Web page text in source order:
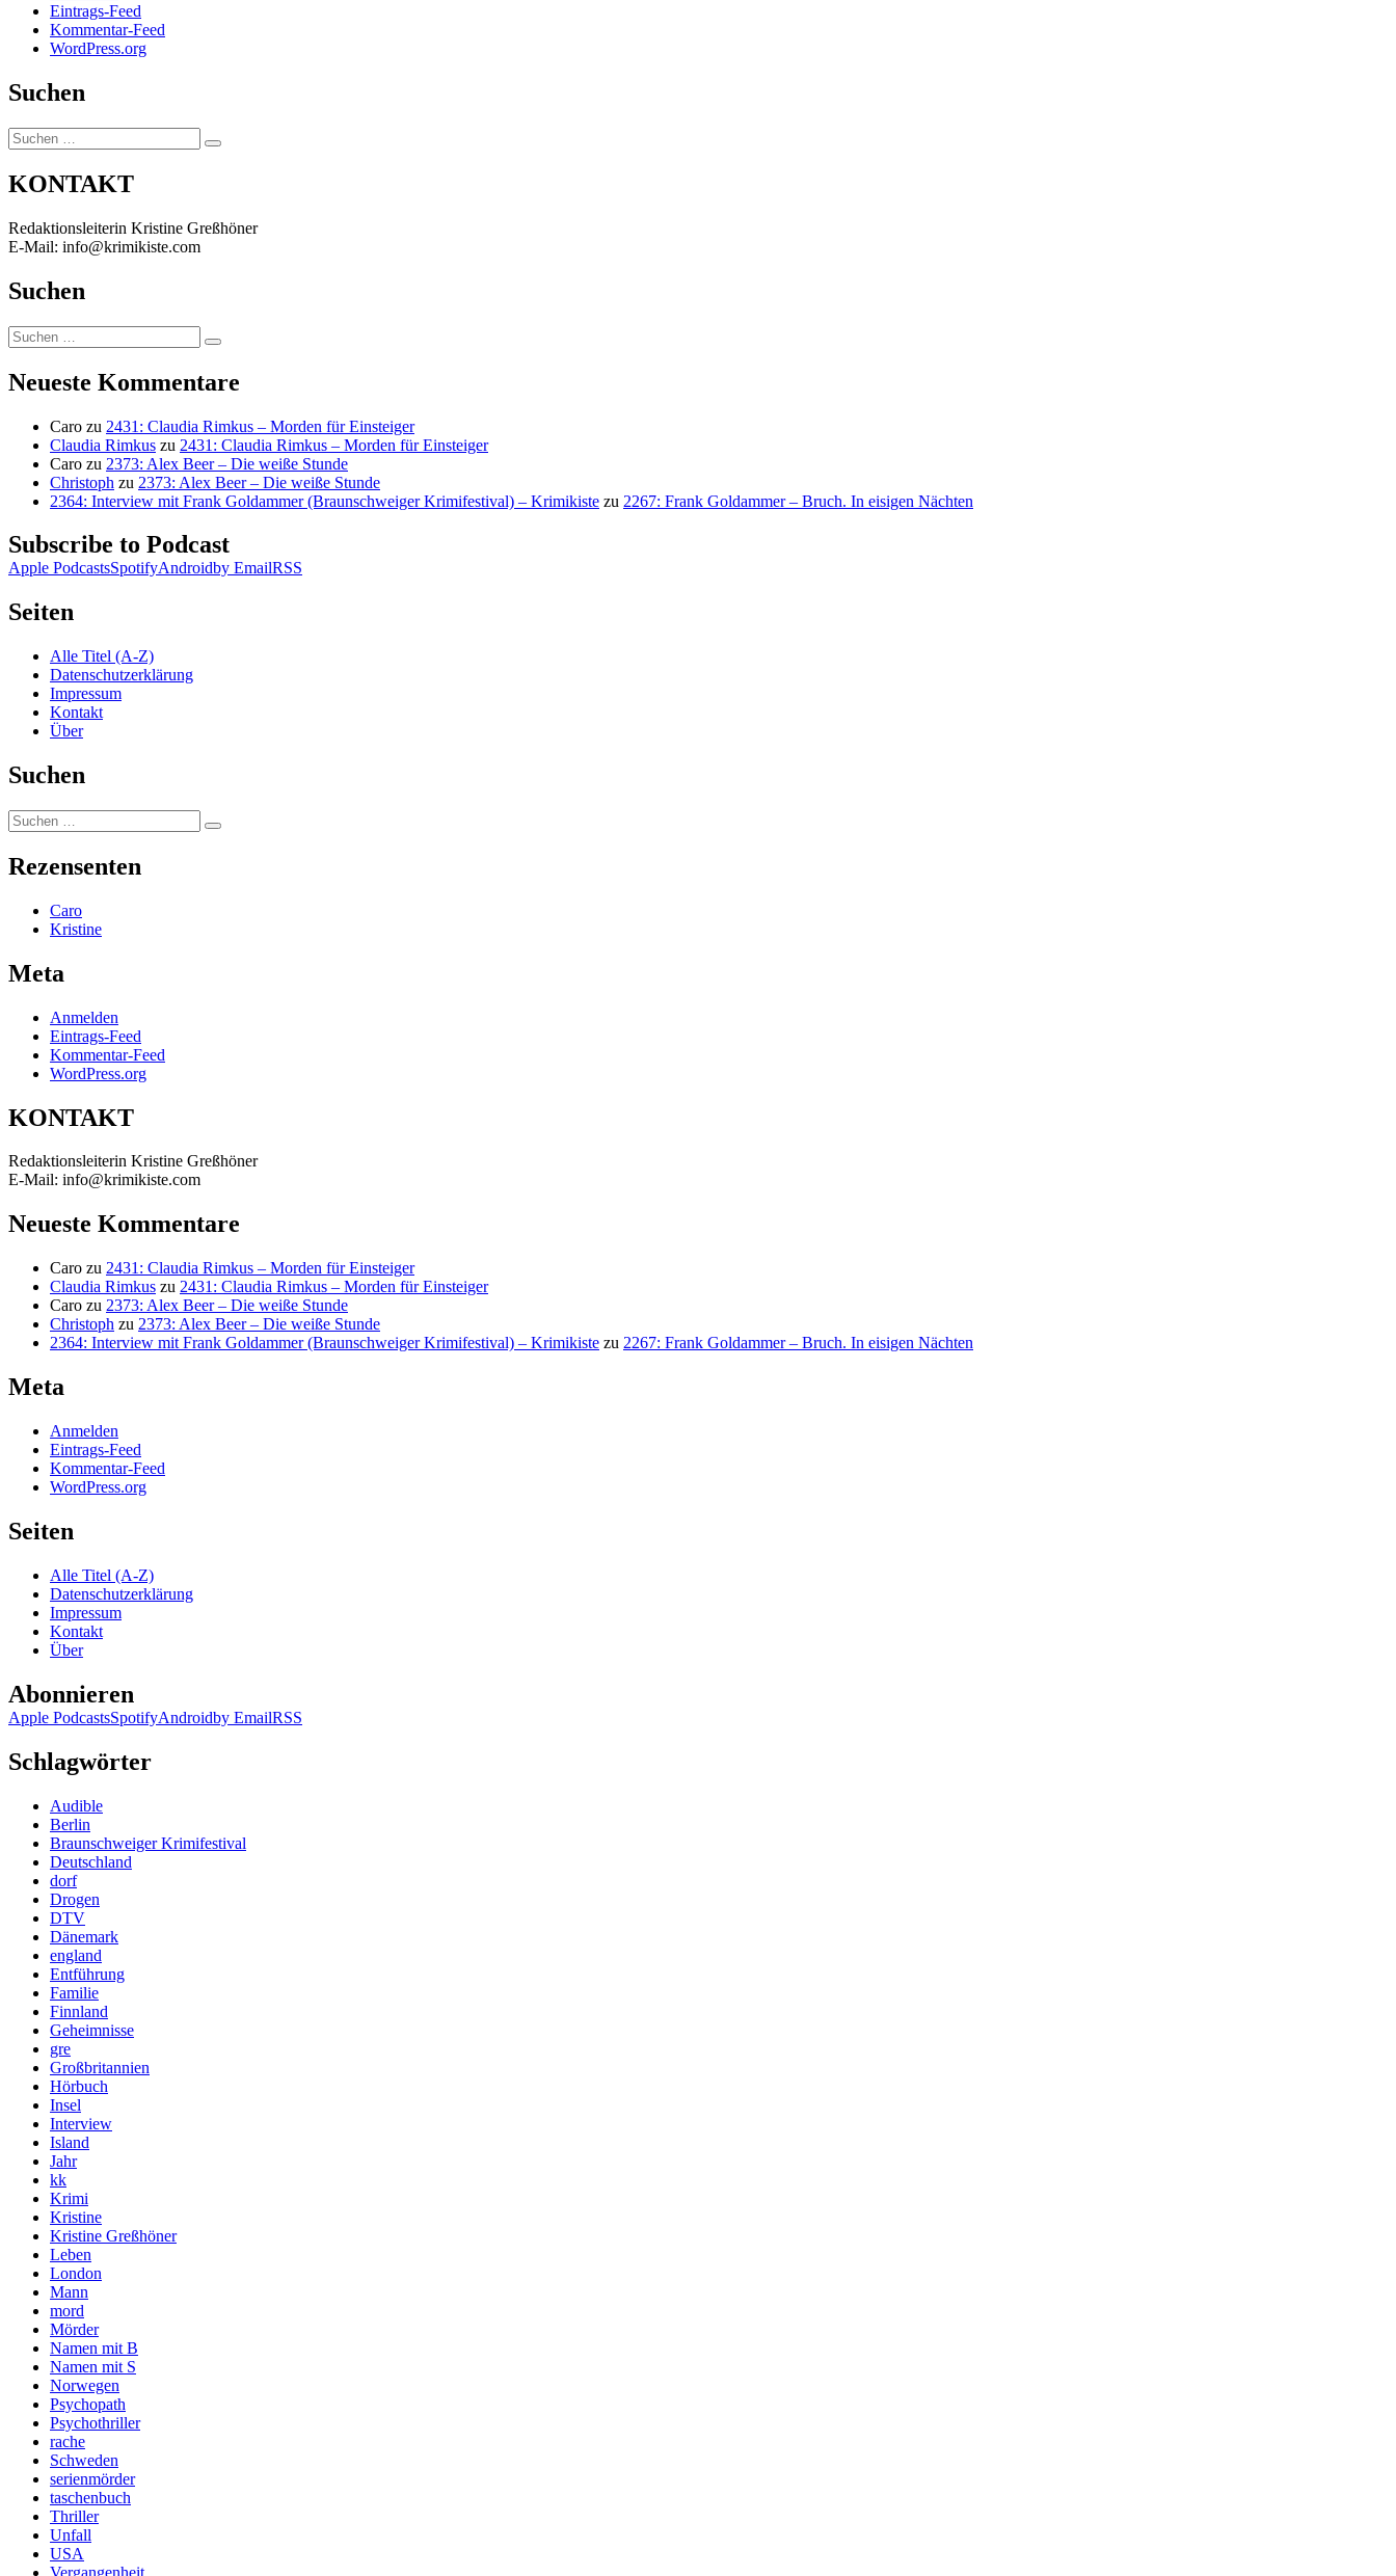
Eintrags-Feed
Kommentar-Feed
WordPress.org
Suchen
Suchen
nach:
Suchen
KONTAKT
Redaktionsleiterin Kristine Greßhöner
E-Mail: info@krimikiste.com
Suchen
Suchen
nach:
Suchen
Neueste Kommentare
Caro zu 2431: Claudia Rimkus – Morden für Einsteiger
Claudia Rimkus zu 2431: Claudia Rimkus – Morden für Einsteiger
Caro zu 2373: Alex Beer – Die weiße Stunde
Christoph zu 2373: Alex Beer – Die weiße Stunde
2364: Interview mit Frank Goldammer (Braunschweiger Krimifestival) – Krimikiste zu 2267: Frank Goldammer – Bruch. In eisigen Nächten
Subscribe to Podcast
Apple PodcastsSpotifyAndroidby EmailRSS
Seiten
Alle Titel (A-Z)
Datenschutzerklärung
Impressum
Kontakt
Über
Suchen
Suchen
nach:
Suchen
Rezensenten
Caro
Kristine
Meta
Anmelden
Eintrags-Feed
Kommentar-Feed
WordPress.org
KONTAKT
Redaktionsleiterin Kristine Greßhöner
E-Mail: info@krimikiste.com
Neueste Kommentare
Caro zu 2431: Claudia Rimkus – Morden für Einsteiger
Claudia Rimkus zu 2431: Claudia Rimkus – Morden für Einsteiger
Caro zu 2373: Alex Beer – Die weiße Stunde
Christoph zu 2373: Alex Beer – Die weiße Stunde
2364: Interview mit Frank Goldammer (Braunschweiger Krimifestival) – Krimikiste zu 2267: Frank Goldammer – Bruch. In eisigen Nächten
Meta
Anmelden
Eintrags-Feed
Kommentar-Feed
WordPress.org
Seiten
Alle Titel (A-Z)
Datenschutzerklärung
Impressum
Kontakt
Über
Abonnieren
Apple PodcastsSpotifyAndroidby EmailRSS
Schlagwörter
Audible
Berlin
Braunschweiger Krimifestival
Deutschland
dorf
Drogen
DTV
Dänemark
england
Entführung
Familie
Finnland
Geheimnisse
gre
Großbritannien
Hörbuch
Insel
Interview
Island
Jahr
kk
Krimi
Kristine
Kristine Greßhöner
Leben
London
Mann
mord
Mörder
Namen mit B
Namen mit S
Norwegen
Psychopath
Psychothriller
rache
Schweden
serienmörder
taschenbuch
Thriller
Unfall
USA
Vergangenheit